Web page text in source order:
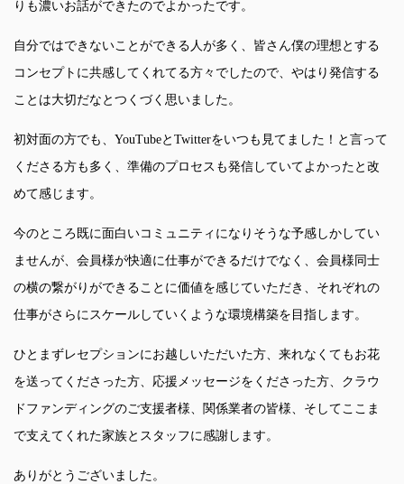
りも濃いお話ができたのでよかったです。
自分ではできないことができる人が多く、皆さん僕の理想とする
コンセプトに共感してくれてる方々でしたので、やはり発信する
ことは大切だなとつくづく思いました。
初対面の方でも、YouTubeとTwitterをいつも見てました！と言って
くださる方も多く、準備のプロセスも発信していてよかったと改
めて感じます。
今のところ既に面白いコミュニティになりそうな予感しかしてい
ませんが、会員様が快適に仕事ができるだけでなく、会員様同士
の横の繋がりができることに価値を感じていただき、それぞれの
仕事がさらにスケールしていくような環境構築を目指します。
ひとまずレセプションにお越しいただいた方、来れなくてもお花
を送ってくださった方、応援メッセージをくださった方、クラウ
ドファンディングのご支援者様、関係業者の皆様、そしてここま
で支えてくれた家族とスタッフに感謝します。
ありがとうございました。